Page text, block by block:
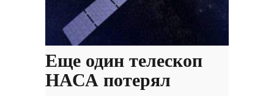
Еще один телескоп
НАСА потерял